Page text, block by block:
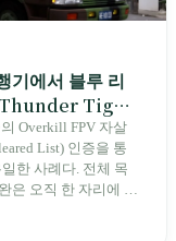
기에서 블루 리
Tiger)
Overkill FPV 자살
List) 인증을 통
한 사례다. 전체 목
은 오직 한 자리에 불
명이 《타이완을 위